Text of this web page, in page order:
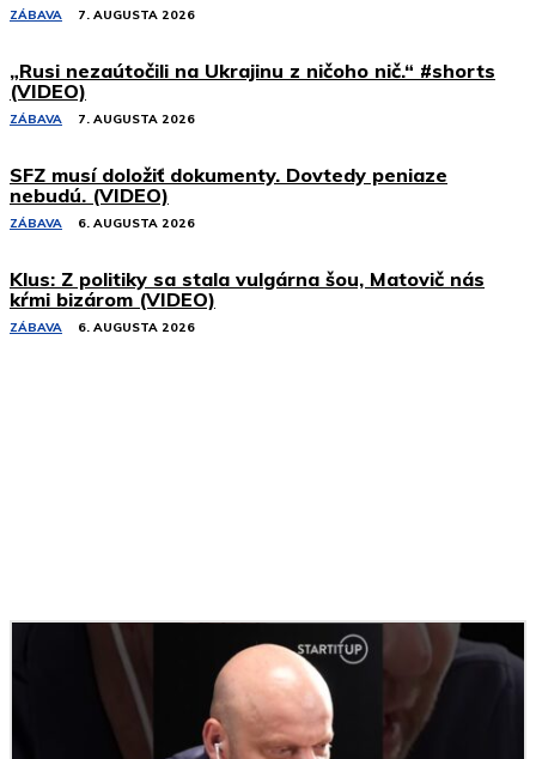
ZÁBAVA 7. AUGUSTA 2026
„Rusi nezaútočili na Ukrajinu z ničoho nič.“ #shorts
(VIDEO)
ZÁBAVA 7. AUGUSTA 2026
SFZ musí doložiť dokumenty. Dovtedy peniaze
nebudú. (VIDEO)
ZÁBAVA 6. AUGUSTA 2026
Klus: Z politiky sa stala vulgárna šou, Matovič nás
kŕmi bizárom (VIDEO)
ZÁBAVA 6. AUGUSTA 2026